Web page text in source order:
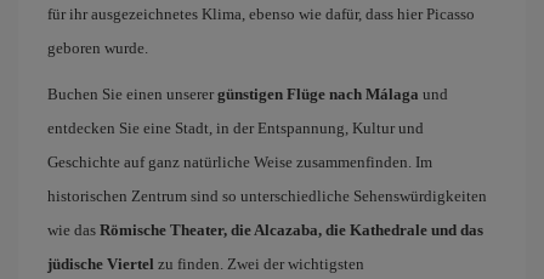
für ihr ausgezeichnetes Klima, ebenso wie dafür, dass hier Picasso
geboren wurde.
Buchen Sie einen unserer günstigen Flüge nach Málaga und
entdecken Sie eine Stadt, in der Entspannung, Kultur und
Geschichte auf ganz natürliche Weise zusammenfinden. Im
historischen Zentrum sind so unterschiedliche Sehenswürdigkeiten
wie das Römische Theater, die Alcazaba, die Kathedrale und das
jüdische Viertel zu finden. Zwei der wichtigsten